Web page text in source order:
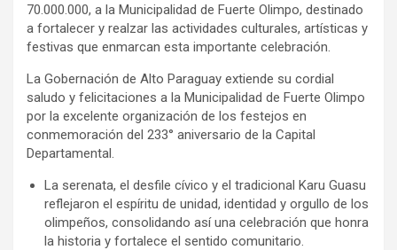
70.000.000, a la Municipalidad de Fuerte Olimpo, destinado
a fortalecer y realzar las actividades culturales, artísticas y
festivas que enmarcan esta importante celebración.
La Gobernación de Alto Paraguay extiende su cordial
saludo y felicitaciones a la Municipalidad de Fuerte Olimpo
por la excelente organización de los festejos en
conmemoración del 233° aniversario de la Capital
Departamental.
La serenata, el desfile cívico y el tradicional Karu Guasu
reflejaron el espíritu de unidad, identidad y orgullo de los
olimpeños, consolidando así una celebración que honra
la historia y fortalece el sentido comunitario.